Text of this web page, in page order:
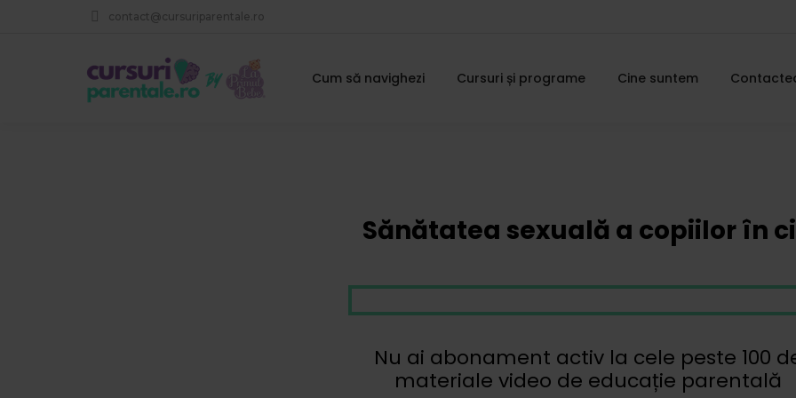
contact@cursuriparentale.ro
Cum să navighezi Cursuri și programe Cine suntem
Sănătatea sexuală a copiilor în
Nu ai abonament activ la cele peste 100
materiale video de educație parentală